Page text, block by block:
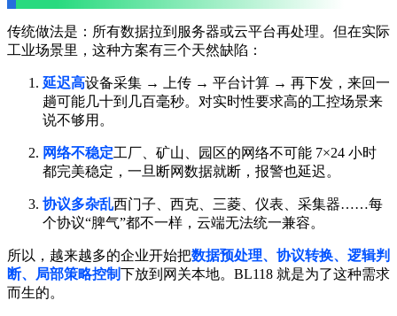
传统做法是：所有数据拉到服务器或云平台再处理。 但在实际
工业场景里，这种方案有三个天然缺陷：
延迟高设备采集 → 上传 → 平台计算 → 再下发，来回一
趟可能几十到几百毫秒。 对实时性要求高的工控场景来
说不够用。
网络不稳定工厂、矿山、园区的网络不可能 7×24 小时
都完美稳定， 一旦断网数据就断，报警也延迟。
协议多杂乱西门子、西克、三菱、仪表、采集器……每
个协议“脾气”都不一样，云端无法统一兼容。
所以，越来越多的企业开始把数据预处理、协议转换、逻辑判
断、局部策略控制下放到网关本地。 BL118 就是为了这种需求
而生的。